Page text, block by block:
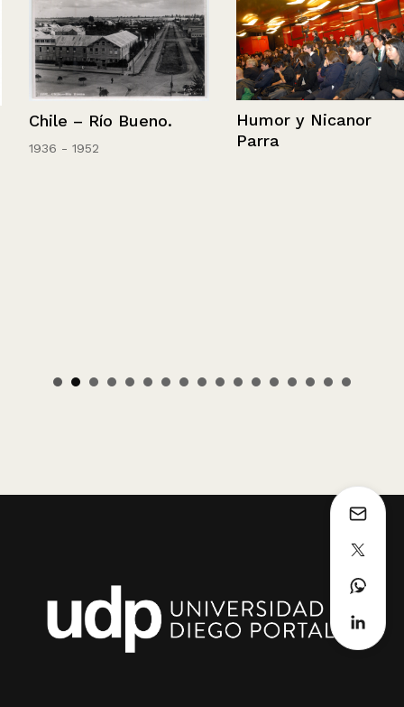
Chile – Río Bueno.
1936 - 1952
Humor y Nicanor
Parra